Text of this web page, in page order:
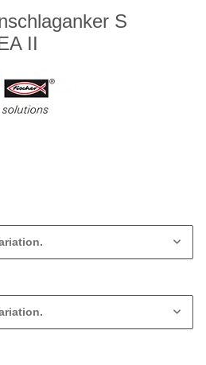
S
II